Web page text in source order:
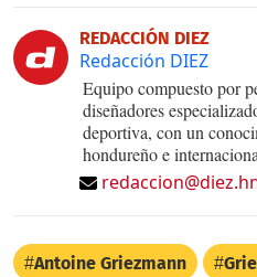
REDACCIÓN DIEZ
Redacción DIEZ
Equipo compuesto por
diseñadores
deportiva, con un
hondureño e
Antoine Griezmann